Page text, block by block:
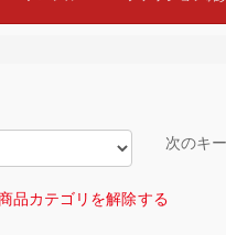
次のキ
品カテゴリを解除する